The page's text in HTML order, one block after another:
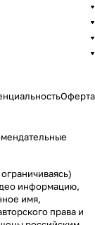
Оферта
информацию,
имя,
права и